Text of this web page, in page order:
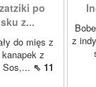
po
z...
do mięs z
z
Sos,... ⇖ 11
z